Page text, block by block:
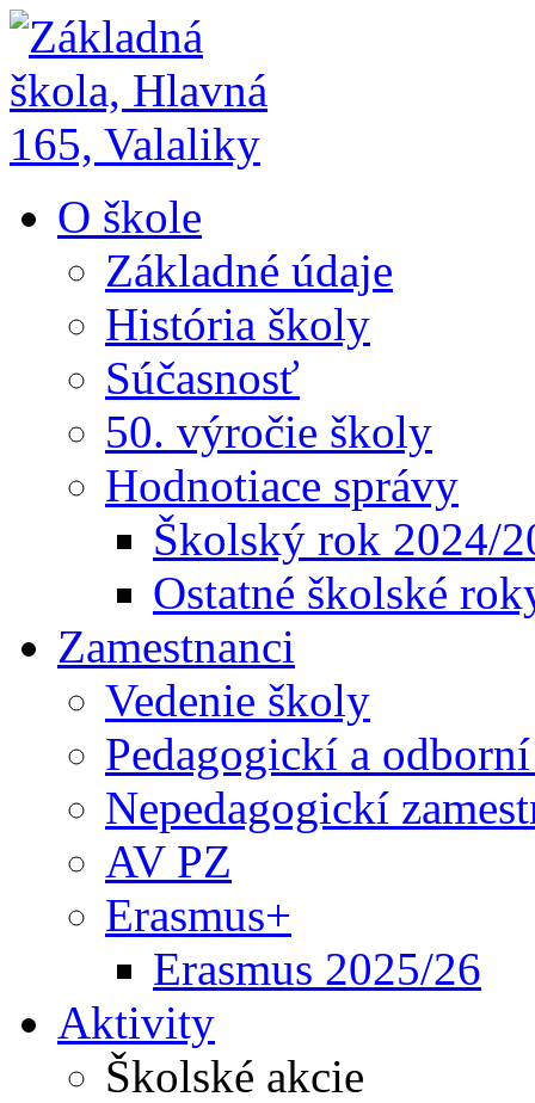
O škole
Základné údaje
História školy
Súčasnosť
50. výročie školy
Hodnotiace správy
Školský rok 2024/
Ostatné školské
Zamestnanci
Vedenie školy
Pedagogickí a
Nepedagogickí
AV PZ
Erasmus+
Erasmus 2025/26
Aktivity
Školské akcie